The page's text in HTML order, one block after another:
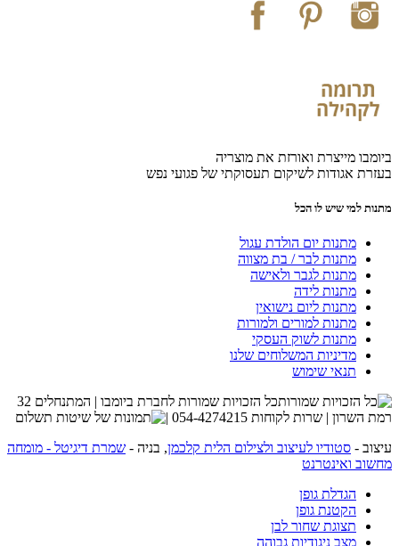
ביומבו מייצרת ואורזת את מוצריה
בעזרת אגודות לשיקום תעסוקתי של פגועי נפש
מתנות למי שיש לו הכל
מתנות יום הולדת עגול
מתנות לבר / בת מצווה
מתנות לגבר ולאישה
מתנות לידה
מתנות ליום נישואין
מתנות למורים ולמורות
מתנות לשוק העסקי
מדיניות המשלוחים שלנו
תנאי שימוש
כל הזכויות שמורות לחברת ביומבו | המתנחלים 32
רמת השרון | שרות לקוחות 054-4274215 |
עיצוב - סטודיו לעיצוב ולצילום הלית קלכמן, בניה - שמרת דיגיטל - מומחה
מחשוב ואינטרנט
הגדלת גופן
הקטנת גופן
תצוגת שחור לבן
מצב ניגודיות גבוהה